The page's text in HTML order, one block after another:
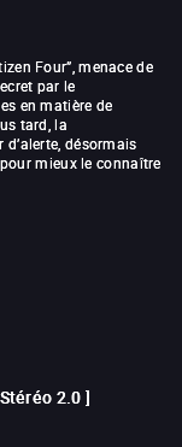
Four”, menace de
par le
en matière de
tard, la
désormais
, pour mieux le connaître
Stéréo 2.0 ]